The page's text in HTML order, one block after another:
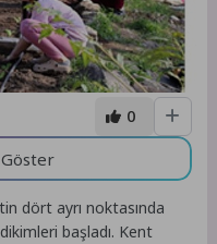
0
dört ayrı noktasında
başladı. Kent